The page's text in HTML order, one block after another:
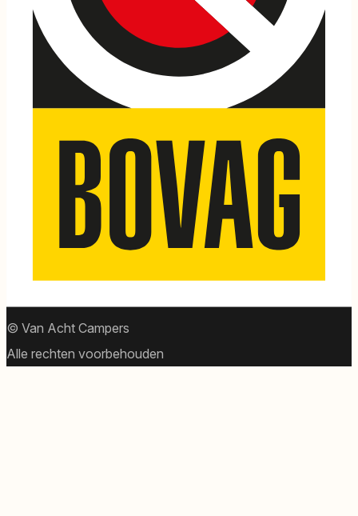
© Van Acht Campers
Alle rechten voorbehouden